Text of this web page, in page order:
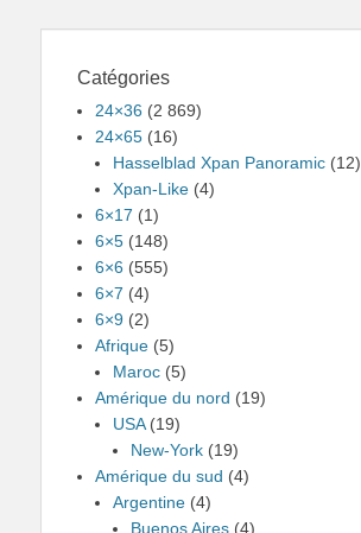
Catégories
24×36 (2 869)
24×65 (16)
Hasselblad Xpan Panoramic (12)
Xpan-Like (4)
6×17 (1)
6×5 (148)
6×6 (555)
6×7 (4)
6×9 (2)
Afrique (5)
Maroc (5)
Amérique du nord (19)
USA(19)
New-York (19)
Amérique du sud (4)
Argentine (4)
Buenos Aires (4)